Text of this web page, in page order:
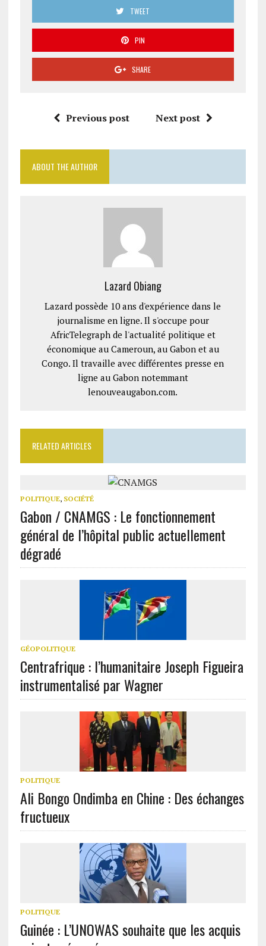
TWEET
PIN
SHARE
Previous post Next post
ABOUT THE AUTHOR
Lazard Obiang
Lazard possède 10 ans d'expérience dans le
journalisme en ligne. Il s'occupe pour
AfricTelegraph de l'actualité politique et
économique au Cameroun, au Gabon et au
Congo. Il travaille avec différentes presse en
ligne au Gabon notemmant
lenouveaugabon.com.
RELATED ARTICLES
POLITIQUE, SOCIÉTÉ
Gabon / CNAMGS : Le fonctionnement
général de l’hôpital public actuellement
dégradé
GÉOPOLITIQUE
Centrafrique : l’humanitaire Joseph Figueira
instrumentalisé par Wagner
POLITIQUE
Ali Bongo Ondimba en Chine : Des échanges
fructueux
POLITIQUE
Guinée : L’UNOWAS souhaite que les acquis